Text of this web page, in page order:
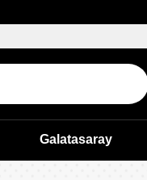
Galatasaray